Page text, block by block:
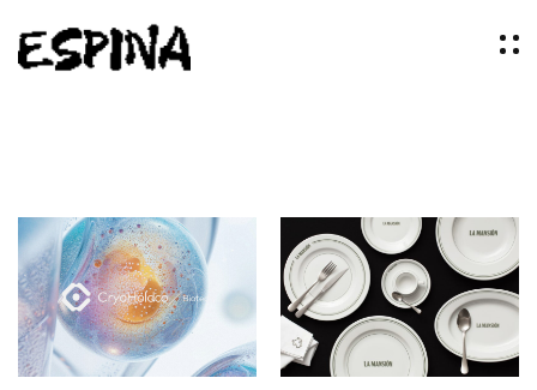
Nosotros
Servicios
El Studio
Artículos
Logos
Ideas